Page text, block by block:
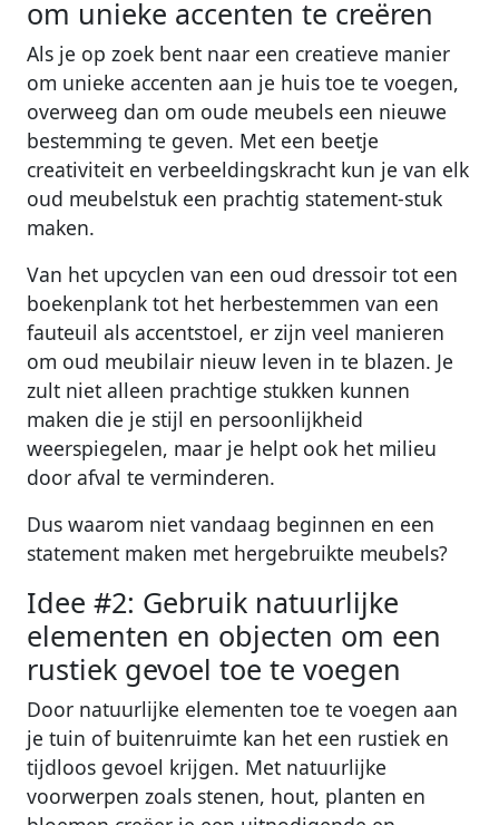
om unieke accenten te creëren
Als je op zoek bent naar een creatieve manier
om unieke accenten aan je huis toe te voegen,
overweeg dan om oude meubels een nieuwe
bestemming te geven. Met een beetje
creativiteit en verbeeldingskracht kun je van elk
oud meubelstuk een prachtig statement-stuk
maken.
Van het upcyclen van een oud dressoir tot een
boekenplank tot het herbestemmen van een
fauteuil als accentstoel, er zijn veel manieren
om oud meubilair nieuw leven in te blazen. Je
zult niet alleen prachtige stukken kunnen
maken die je stijl en persoonlijkheid
weerspiegelen, maar je helpt ook het milieu
door afval te verminderen.
Dus waarom niet vandaag beginnen en een
statement maken met hergebruikte meubels?
Idee #2: Gebruik natuurlijke
elementen en objecten om een
rustiek gevoel toe te voegen
Door natuurlijke elementen toe te voegen aan
je tuin of buitenruimte kan het een rustiek en
tijdloos gevoel krijgen. Met natuurlijke
voorwerpen zoals stenen, hout, planten en